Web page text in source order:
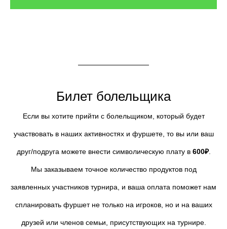
Билет болельщика
Если вы хотите прийти с болельщиком, который будет
участвовать в наших активностях и фуршете, то вы или ваш
друг/подруга можете внести символическую плату в 600₽.
Мы заказываем точное количество продуктов под
заявленных участников турнира, и ваша оплата поможет нам
спланировать фуршет не только на игроков, но и на ваших
друзей или членов семьи, присутствующих на турнире.